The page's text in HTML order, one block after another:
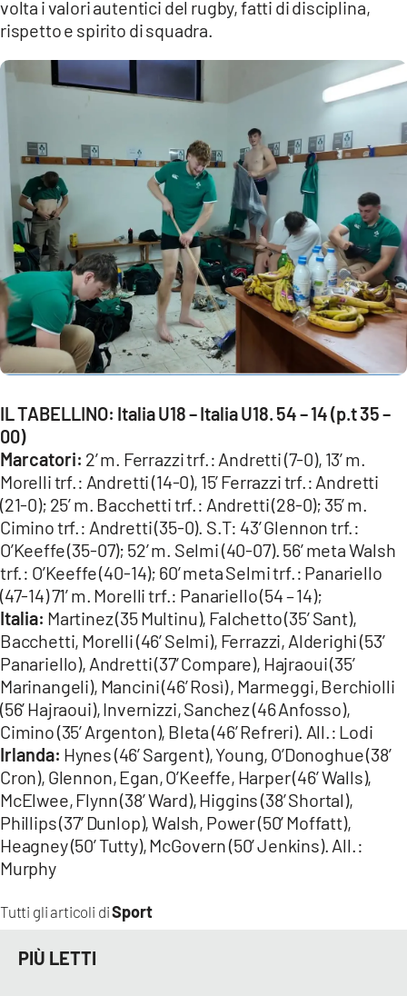
Tutti gli articoli diSport
volta i valori autentici del rugby, fatti di disciplina,
rispetto e spirito di squadra.
IL TABELLINO: Italia U18 – Italia U18. 54 – 14 (p.t 35 –
00)
Marcatori: 2’ m. Ferrazzi trf.: Andretti (7-0), 13’ m.
Morelli trf.: Andretti (14-0), 15’ Ferrazzi trf.: Andretti
(21-0); 25’ m. Bacchetti trf.: Andretti (28-0); 35’ m.
Cimino trf.: Andretti (35-0). S.T: 43’ Glennon trf.:
O’Keeffe (35-07); 52’ m. Selmi (40-07). 56’ meta Walsh
trf.: O’Keeffe (40-14); 60’ meta Selmi trf.: Panariello
(47-14) 71’ m. Morelli trf.: Panariello (54 – 14);
Italia: Martinez (35 Multinu), Falchetto (35’ Sant),
Bacchetti, Morelli (46’ Selmi), Ferrazzi, Alderighi (53’
Panariello), Andretti (37’ Compare), Hajraoui (35’
Marinangeli), Mancini (46’ Rosì) , Marmeggi, Berchiolli
(56’ Hajraoui), Invernizzi, Sanchez (46 Anfosso),
Cimino (35’ Argenton), Bleta (46’ Refreri). All.: Lodi
Irlanda: Hynes (46’ Sargent), Young, O’Donoghue (38’
Cron), Glennon, Egan, O’Keeffe, Harper (46’ Walls),
McElwee, Flynn (38’ Ward), Higgins (38’ Shortal),
Phillips (37’ Dunlop), Walsh, Power (50’ Moffatt),
Heagney (50’ Tutty), McGovern (50’ Jenkins). All.:
Murphy
PIÙ LETTI